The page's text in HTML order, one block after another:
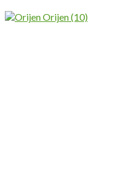
Orijen(10)